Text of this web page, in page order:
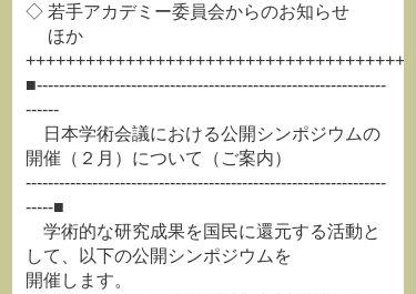
◇ 若手アカデミー委員会からのお知らせ
ほか
■---------------------------------------------------------------
------
日本学術会議における公開シンポジウムの
開催（２月）について（ご案内）
-----------------------------------------------------------------
-----■
学術的な研究成果を国民に還元する活動と
して、以下の公開シンポジウムを
開催します。